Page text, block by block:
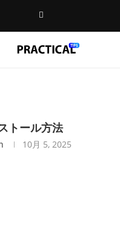
トール方法
10月 5, 2025